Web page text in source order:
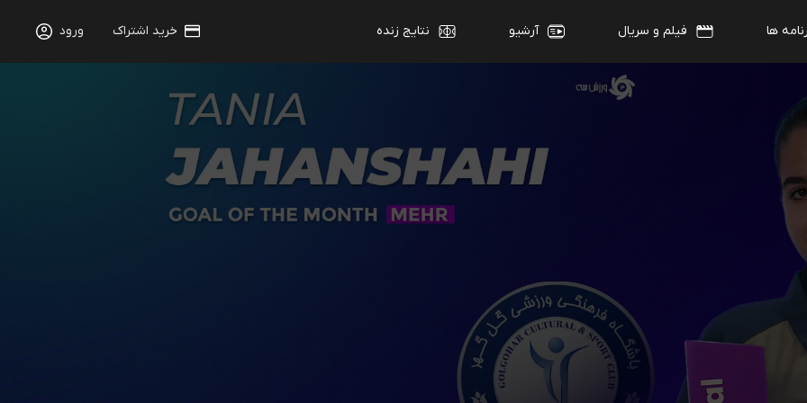
ها فیلم و سریال آرشیو نتایج زنده خرید اشتراک ورود